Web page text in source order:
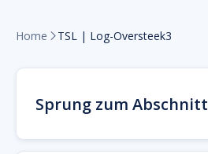
Home  TSL | Log-Oversteek3
Sprung zum Abschnitt